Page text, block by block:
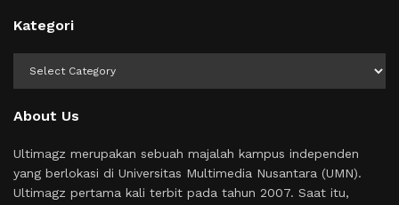
Kategori
About Us
Ultimagz merupakan sebuah majalah kampus independen
yang berlokasi di Universitas Multimedia Nusantara (UMN).
Ultimagz pertama kali terbit pada tahun 2007. Saat itu,